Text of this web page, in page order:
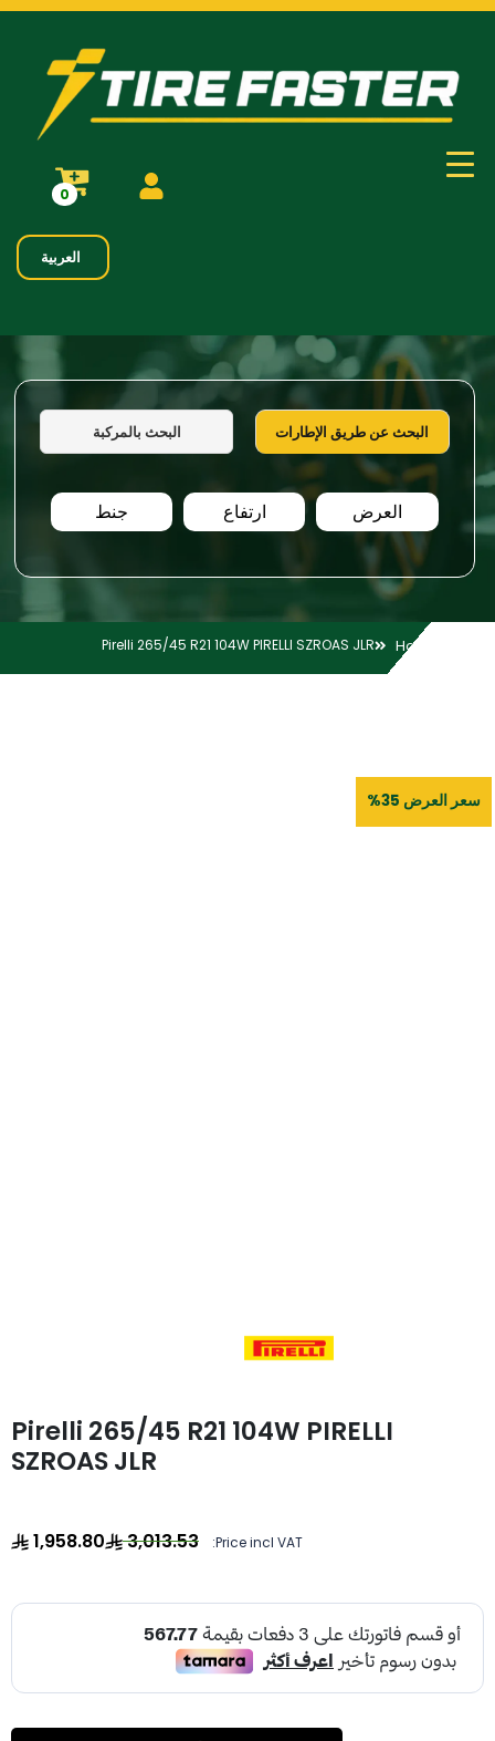
0
العربية
البحث عن طريق الإطارات البحث بالمركبة
العرض ارتفاع جنط
Home
Pirelli 265/45 R21 104W PIRELLI SZROAS JLR
سعر العرض 35%
Pirelli 265/45 R21 104W PIRELLI
SZROAS JLR
Price incl VAT:
3,013.53
1,958.80